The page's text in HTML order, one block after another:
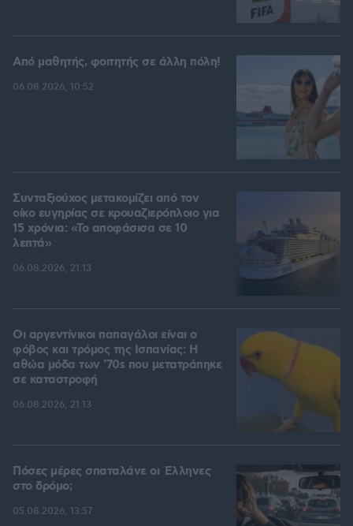
Από μαθητής, φοιτητής σε άλλη πόλη!
06.08.2026, 10:52
Συνταξιούχος μετακομίζει από τον
οίκο ευγηρίας σε κρουαζιερόπλοιο για
15 χρόνια: «Το αποφάσισα σε 10
λεπτά»
06.08.2026, 21:13
Οι αργεντίνικοι παπαγάλοι είναι ο
φόβος και τρόμος της Ισπανίας: Η
αθώα μόδα των '70s που μετατράπηκε
σε καταστροφή
06.08.2026, 21:13
Πόσες μέρες σπαταλάνε οι Έλληνες
στο δρόμο;
05.08.2026, 13:57